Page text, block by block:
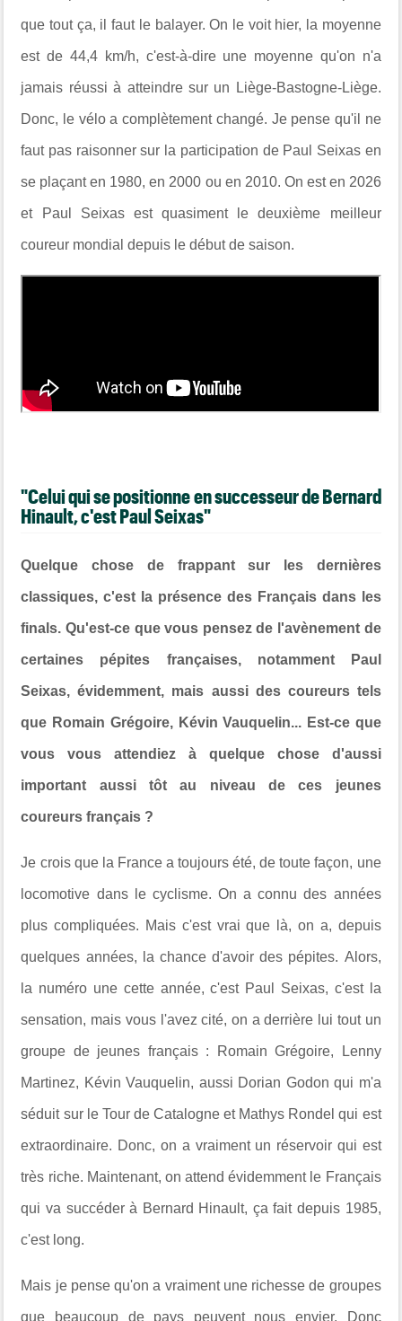
que tout ça, il faut le balayer. On le voit hier, la moyenne
est de 44,4 km/h, c'est-à-dire une moyenne qu'on n'a
jamais réussi à atteindre sur un Liège-Bastogne-Liège.
Donc, le vélo a complètement changé. Je pense qu'il ne
faut pas raisonner sur la participation de Paul Seixas en
se plaçant en 1980, en 2000 ou en 2010. On est en 2026
et Paul Seixas est quasiment le deuxième meilleur
coureur mondial depuis le début de saison.
"Celui qui se positionne en successeur de Bernard
Hinault, c'est Paul Seixas"
Quelque chose de frappant sur les dernières
classiques, c'est la présence des Français dans les
finals. Qu'est-ce que vous pensez de l'avènement de
certaines pépites françaises, notamment Paul
Seixas, évidemment, mais aussi des coureurs tels
que Romain Grégoire, Kévin Vauquelin... Est-ce que
vous vous attendiez à quelque chose d'aussi
important aussi tôt au niveau de ces jeunes
coureurs français ?
Je crois que la France a toujours été, de toute façon, une
locomotive dans le cyclisme. On a connu des années
plus compliquées. Mais c'est vrai que là, on a, depuis
quelques années, la chance d'avoir des pépites. Alors,
la numéro une cette année, c'est Paul Seixas, c'est la
sensation, mais vous l'avez cité, on a derrière lui tout un
groupe de jeunes français : Romain Grégoire, Lenny
Martinez, Kévin Vauquelin, aussi Dorian Godon qui m'a
séduit sur le Tour de Catalogne et Mathys Rondel qui est
extraordinaire. Donc, on a vraiment un réservoir qui est
très riche. Maintenant, on attend évidemment le Français
qui va succéder à Bernard Hinault, ça fait depuis 1985,
c'est long.
Mais je pense qu'on a vraiment une richesse de groupes
que beaucoup de pays peuvent nous envier. Donc